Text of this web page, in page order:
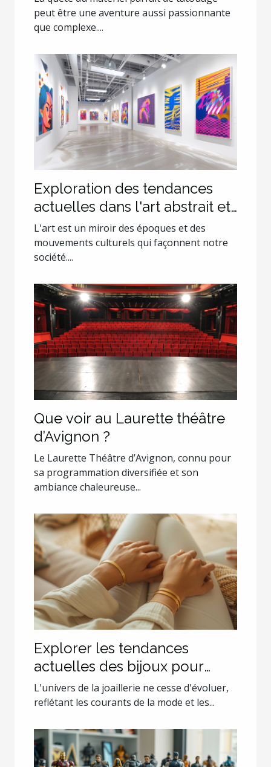
peut être une aventure aussi passionnante
que complexe....
Exploration des tendances
actuelles dans l'art abstrait et
pop art
L'art est un miroir des époques et des
mouvements culturels qui façonnent notre
société....
Que voir au Laurette théâtre
d’Avignon ?
Le Laurette Théâtre d’Avignon, connu pour
sa programmation diversifiée et son
ambiance chaleureuse...
Explorer les tendances
actuelles des bijoux pour
couples
L'univers de la joaillerie ne cesse d'évoluer,
reflétant les courants de la mode et les...